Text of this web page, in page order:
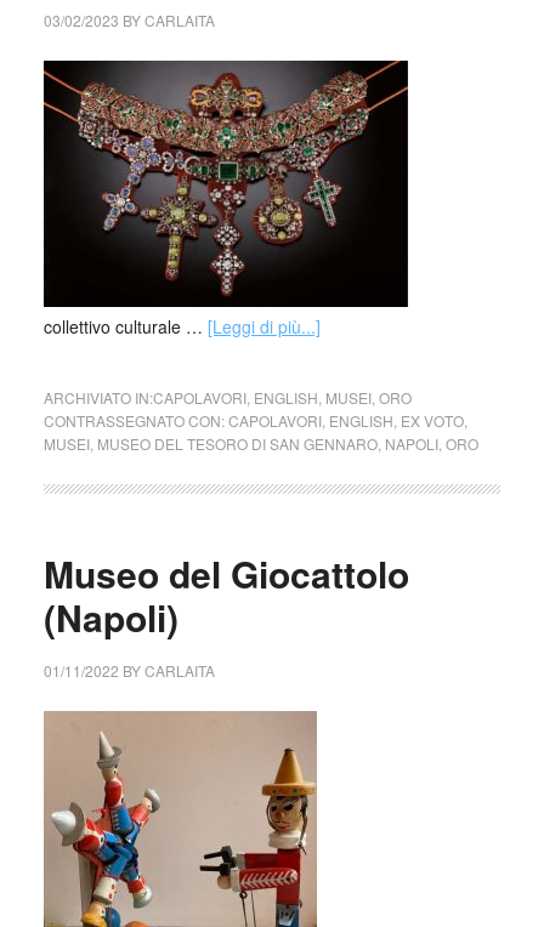
03/02/2023 BYCARLAITA
collettivo culturale … [Leggi di più...]
ARCHIVIATO IN:CAPOLAVORI, ENGLISH MUSEI, ORO
CONTRASSEGNATO CON:CAPOLAVORI, ENGLISH EX VOTO,
MUSEI, MUSEO DEL TESORO DI SAN GENNARO, NAPOLI, ORO
Museo del Giocattolo
(Napoli)
01/11/2022 BYCARLAITA